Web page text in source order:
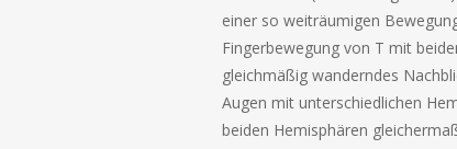
einer so weiträumigen
Fingerbewegung von T mit
gleichmäßig wanderndes
Augen mit unterschiedlichen
beiden Hemisphären